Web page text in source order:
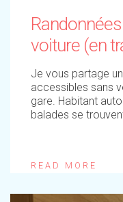
voiture (en
Je vous partage
accessibles sans
gare. Habitant
balades se
READ MORE